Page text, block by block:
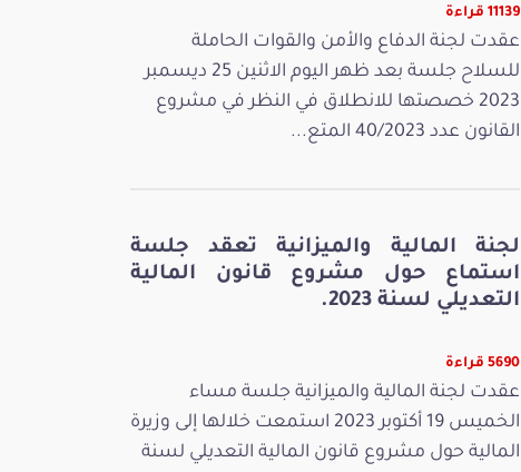
11139 قراءة
عقدت لجنة الدفاع والأمن والقوات الحاملة
للسلاح جلسة بعد ظهر اليوم الاثنين 25 ديسمبر
2023 خصصتها للانطلاق في النظر في مشروع
القانون عدد 40/2023 المتع...
لجنة المالية والميزانية تعقد جلسة
استماع حول مشروع قانون المالية
التعديلي لسنة 2023.
5690 قراءة
عقدت لجنة المالية والميزانية جلسة مساء
الخميس 19 أكتوبر 2023 استمعت خلالها إلى وزيرة
المالية حول مشروع قانون المالية التعديلي لسنة